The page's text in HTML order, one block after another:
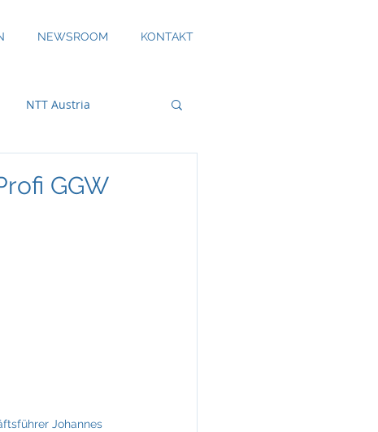
NEWSROOM KONTAKT
NTT Austria
GGW
Johannes